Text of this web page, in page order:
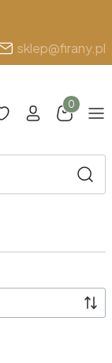
sklep@firany.pl
Produkty